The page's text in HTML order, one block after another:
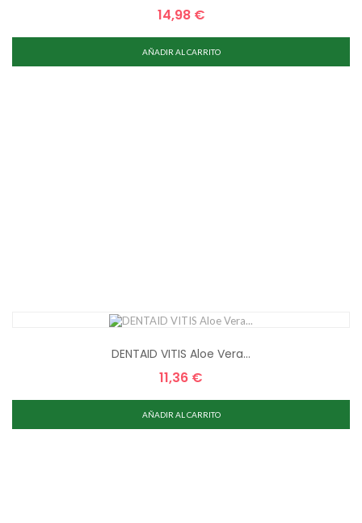
Precio
14,98 €
AÑADIR AL CARRITO
DENTAID VITIS Aloe Vera...
Precio
11,36 €
AÑADIR AL CARRITO